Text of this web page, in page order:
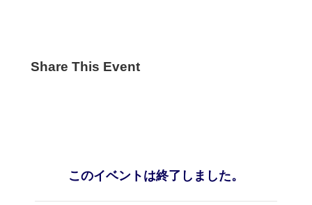
Share This Event
このイベントは終了しました。